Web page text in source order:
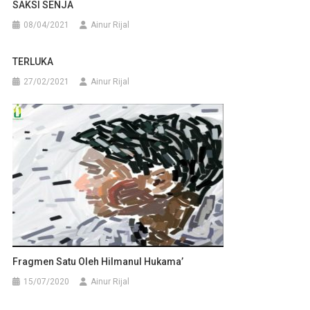
SAKSI SENJA
08/04/2021 Ainur Rijal
TERLUKA
27/02/2021 Ainur Rijal
Fragmen Satu Oleh Hilmanul Hukama’
15/07/2020 Ainur Rijal